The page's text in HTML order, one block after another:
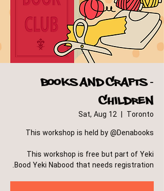
Books and Crafts -
Children
Sat, Aug 12
  |
Toronto
This workshop is free but part of Yeki
Bood Yeki Nabood that needs registration.